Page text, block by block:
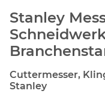
Stanley
Cuttermesser,
Stanley